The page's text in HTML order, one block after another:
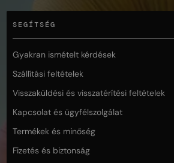
SEGÍTSÉG
Gyakran ismételt kérdések
Szállítási feltételek
Visszaküldési és visszatérítési feltételek
Kapcsolat és ügyfélszolgálat
Termékek és minőség
Fizetés és biztonság